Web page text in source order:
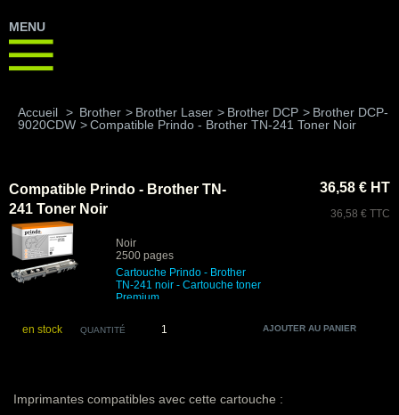
MENU
Accueil > Brother > Brother Laser > Brother DCP > Brother DCP-
9020CDW >Compatible Prindo - Brother TN-241 Toner Noir
Compatible Prindo - Brother TN-
241 Toner Noir
Noir
2500 pages
Cartouche Prindo - Brother
TN-241 noir - Cartouche toner
Premium
36,58 € HT
36,58 € TTC
en stock QUANTITÉ
Imprimantes compatibles avec cette cartouche :